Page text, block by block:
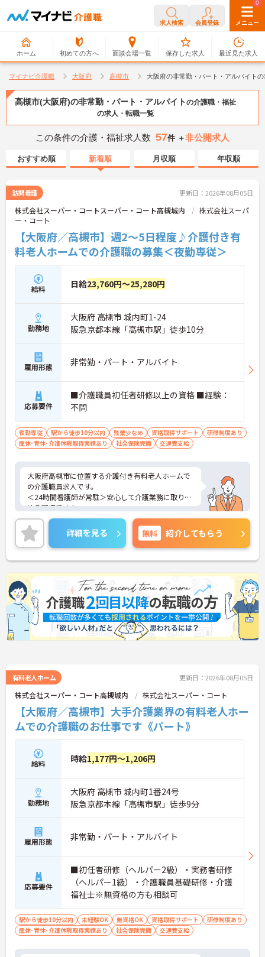
求人検索 会員登録 メニュー
ホーム 初めての方へ 面談会場一覧
0
保存した求人
0
最近見た求人
マイナビ介護職 大阪府 高槻市 大阪府の非常勤・パート・アルバイト
高槻市(大阪府)の非常勤・パート・アルバイトの介護職・福祉
の求人・転職一覧
この条件の介護・福祉求人数 57件 ＋非公開求人
おすすめ順 新着順 月収順 年収順
訪問看護 更新日：2026年08月05日
株式会社スーパー・コートスーパー・コート高槻城内
株式会社スーパ
ー・コート
【大阪府／高槻市】週2～5日程度♪介護付き有
料老人ホームでの介護職の募集＜夜勤専従＞
給料 日給23,760円～25,280円
勤務地
大阪府 高槻市 城内町1-24
阪急京都本線「高槻市駅」徒歩10分
雇用形態 非常勤・パート・アルバイト
応募要件
■介護職員初任者研修以上の資格 ■経験：
不問
夜勤専従 駅から徒歩10分以内 残業少なめ 資格取得サポート
研修制度あり
産休･育休･介護休暇取得実績あり
社会保険完備 交通費支給
大阪府高槻市に位置する介護付き有料老人ホームで
の介護職員求人です。
＜24時間看護師が常駐＞安心して介護業務に取り組
める環境です！
＜夜勤専従＞日中の時間を有効活用したい方にもお
すすめです。
＜資格を活かす＞入居者様が安心・安全でいきいき
と生活していけるようサポートされています。
ご興味のある方には、面接対策ポイント等、さらに
詳細をお話ししますのでお気軽にご相談ください！
詳細を見る 無料 紹介してもらう
有料老人ホーム 更新日：2026年08月05日
株式会社スーパー・コート高槻城内 株式会社スーパー・コート
【大阪府／高槻市】大手介護業界の有料老人ホー
ムでの介護職のお仕事です《パート》
給料 時給1,177円～1,206円
勤務地
大阪府 高槻市 城内町1番24号
阪急京都本線「高槻市駅」徒歩9分
雇用形態 非常勤・パート・アルバイト
応募要件
■初任者研修（ヘルパー2級）・実務者研修
（ヘルパー1級）・介護職員基礎研修・介護
福祉士※無資格の方も相談可
駅から徒歩10分以内 未経験OK 無資格OK 資格取得サポート
研修制度あり
産休･育休･介護休暇取得実績あり
社会保険完備 交通費支給